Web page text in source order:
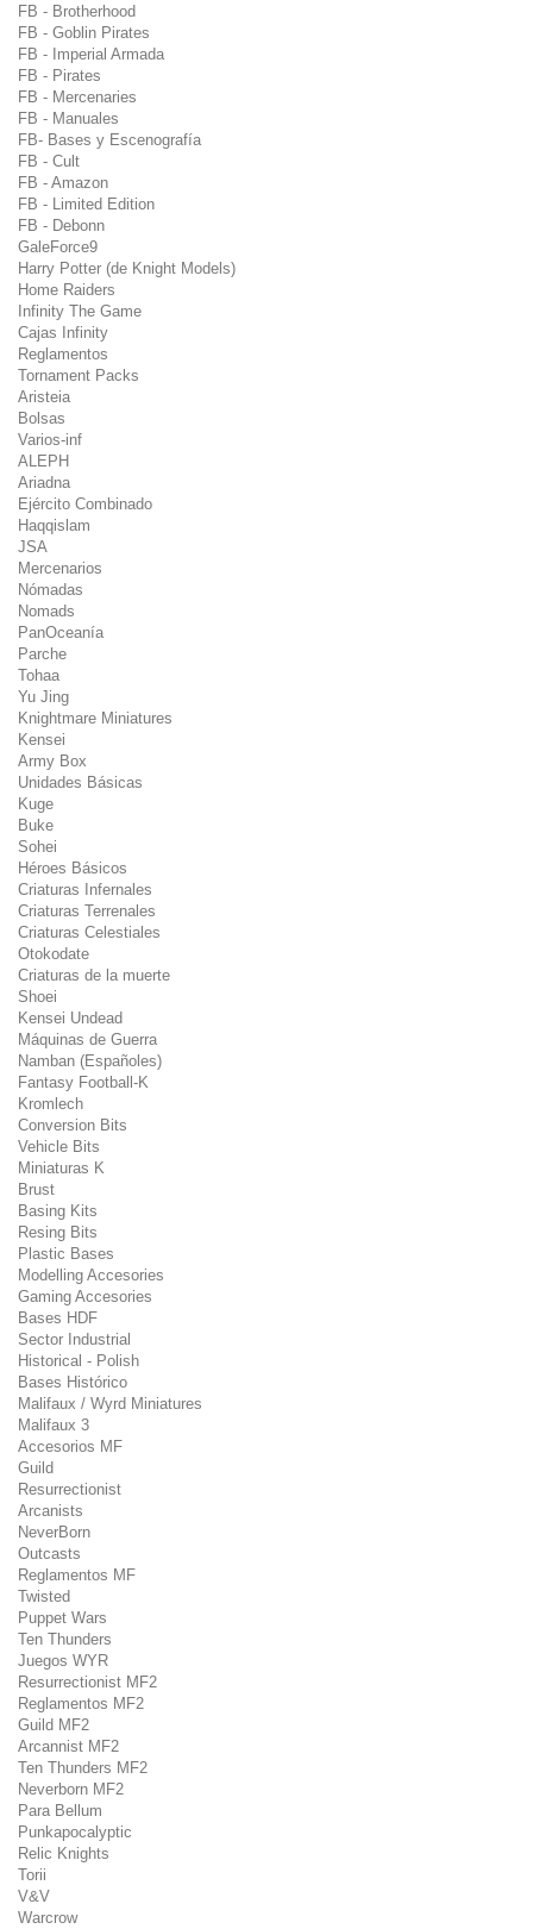
FB - Brotherhood
FB - Goblin Pirates
FB - Imperial Armada
FB - Pirates
FB - Mercenaries
FB - Manuales
FB- Bases y Escenografía
FB - Cult
FB - Amazon
FB - Limited Edition
FB - Debonn
GaleForce9
Harry Potter (de Knight Models)
Home Raiders
Infinity The Game
Cajas Infinity
Reglamentos
Tornament Packs
Aristeia
Bolsas
Varios-inf
ALEPH
Ariadna
Ejército Combinado
Haqqislam
JSA
Mercenarios
Nómadas
Nomads
PanOceanía
Parche
Tohaa
Yu Jing
Knightmare Miniatures
Kensei
Army Box
Unidades Básicas
Kuge
Buke
Sohei
Héroes Básicos
Criaturas Infernales
Criaturas Terrenales
Criaturas Celestiales
Otokodate
Criaturas de la muerte
Shoei
Kensei Undead
Máquinas de Guerra
Namban (Españoles)
Fantasy Football-K
Kromlech
Conversion Bits
Vehicle Bits
Miniaturas K
Brust
Basing Kits
Resing Bits
Plastic Bases
Modelling Accesories
Gaming Accesories
Bases HDF
Sector Industrial
Historical - Polish
Bases Histórico
Malifaux / Wyrd Miniatures
Malifaux 3
Accesorios MF
Guild
Resurrectionist
Arcanists
NeverBorn
Outcasts
Reglamentos MF
Twisted
Puppet Wars
Ten Thunders
Juegos WYR
Resurrectionist MF2
Reglamentos MF2
Guild MF2
Arcannist MF2
Ten Thunders MF2
Neverborn MF2
Para Bellum
Punkapocalyptic
Relic Knights
Torii
V&V
Warcrow